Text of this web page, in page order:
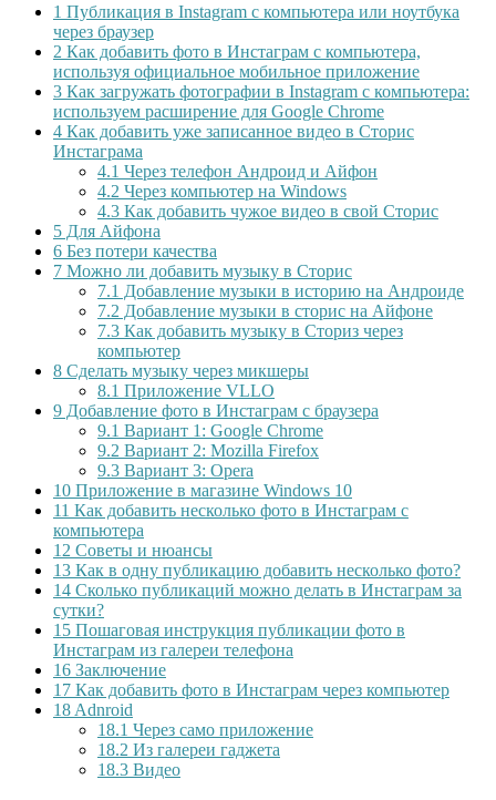
1 Публикация в Instagram с компьютера или ноутбука
через браузер
2 Как добавить фото в Инстаграм с компьютера,
используя официальное мобильное приложение
3 Как загружать фотографии в Instagram с компьютера:
используем расширение для Google Chrome
4 Как добавить уже записанное видео в Сторис
Инстаграма
4.1 Через телефон Андроид и Айфон
4.2 Через компьютер на Windows
4.3 Как добавить чужое видео в свой Сторис
5 Для Айфона
6 Без потери качества
7 Можно ли добавить музыку в Сторис
7.1 Добавление музыки в историю на Андроиде
7.2 Добавление музыки в сторис на Айфоне
7.3 Как добавить музыку в Сториз через
компьютер
8 Сделать музыку через микшеры
8.1 Приложение VLLO
9 Добавление фото в Инстаграм с браузера
9.1 Вариант 1: Google Chrome
9.2 Вариант 2: Mozilla Firefox
9.3 Вариант 3: Opera
10 Приложение в магазине Windows 10
11 Как добавить несколько фото в Инстаграм с
компьютера
12 Советы и нюансы
13 Как в одну публикацию добавить несколько фото?
14 Сколько публикаций можно делать в Инстаграм за
сутки?
15 Пошаговая инструкция публикации фото в
Инстаграм из галереи телефона
16 Заключение
17 Как добавить фото в Инстаграм через компьютер
18 Adnroid
18.1 Через само приложение
18.2 Из галереи гаджета
18.3 Видео